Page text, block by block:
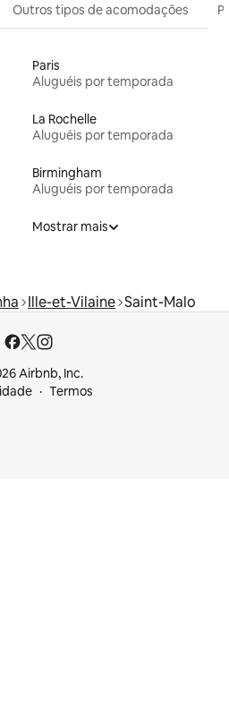
Outros tipos de acomodações
Paris
Aluguéis por temporada
La Rochelle
Aluguéis por temporada
Birmingham
Aluguéis por temporada
Mostrar mais
Ille-et-Vilaine Saint-Malo
Airbnb, Inc.
Termos